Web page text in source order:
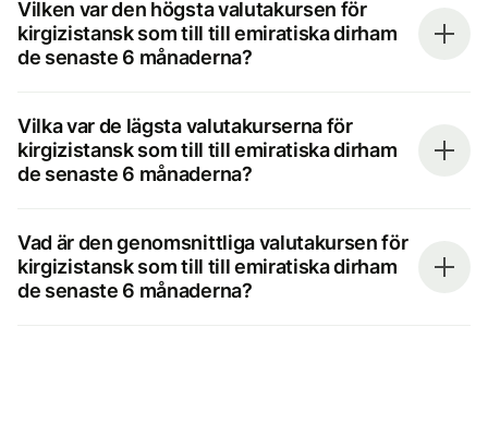
Vilken var den högsta valutakursen för
kirgizistansk som till till emiratiska dirham
de senaste 6 månaderna?
Vilka var de lägsta valutakurserna för
kirgizistansk som till till emiratiska dirham
de senaste 6 månaderna?
Vad är den genomsnittliga valutakursen för
kirgizistansk som till till emiratiska dirham
de senaste 6 månaderna?